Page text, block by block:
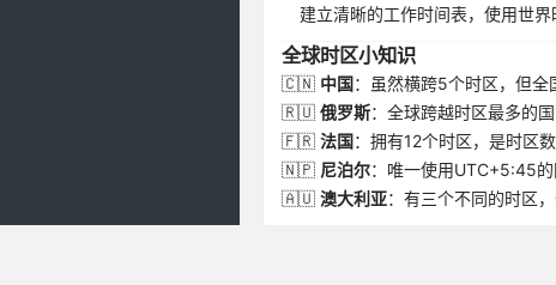
建立清晰的工作时间表，使用世界
全球时区小知识
🇨🇳 中国：虽然横跨5个时区，但全
🇷🇺 俄罗斯：全球跨越时区最多的
🇫🇷 法国：拥有12个时区，是时区
🇳🇵 尼泊尔：唯一使用UTC+5:45的
🇦🇺 澳大利亚：有三个不同的时区